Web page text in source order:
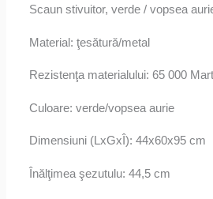
Scaun stivuitor, verde / vopsea
Material: ţesătură/metal
Rezistenţa materialului: 65 000
Culoare: verde/vopsea aurie
Dimensiuni (LxGxÎ): 44x60x95 cm
Înălţimea şezutulu: 44,5 cm